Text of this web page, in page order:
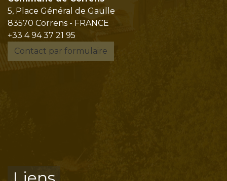
5, Place Général de Gaulle
83570 Correns - FRANCE
+33 4 94 37 21 95
Contact par formulaire